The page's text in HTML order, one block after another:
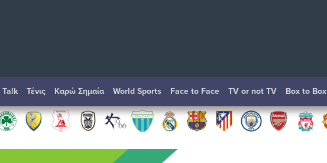
Talk Τένις Καρώ Σημαία World Sports Face to Face TV or not TV Box to Box